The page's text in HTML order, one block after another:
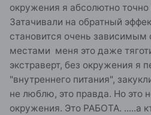
окружения я абсолютно точно
Затачивали на обратный
становится очень зависимым
местами меня это даже
экстраверт, без окружения я
"внутреннего питания",
не люблю, это правда. Но это
окружения. Это РАБОТА. .....а